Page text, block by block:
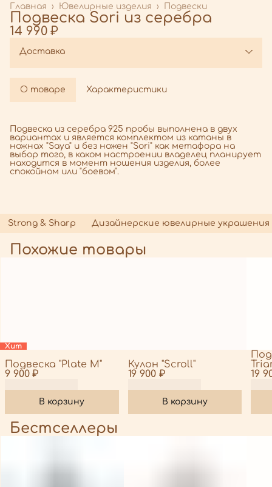
Подвески
Ювелирные изделия ›
Главная ›
Подвеска Sori из серебра
14 990 ₽
Доставка
О товаре Характеристики
Подвеска из серебра 925 пробы выполнена в двух
вариантах и является комплектом из катаны в
ножнах "Saya" и без ножен "Sori" как метафора на
выбор того, в каком настроении владелец планирует
находится в момент ношения изделия, более
спокойном или "боевом".
Strong & Sharp Дизайнерские ювелирные украшения
Похожие товары
Хит
9 900 ₽
Подвеска "Plate M"
В корзину
19 900 ₽
Кулон "Scroll"
В корзину
19
Бестселлеры